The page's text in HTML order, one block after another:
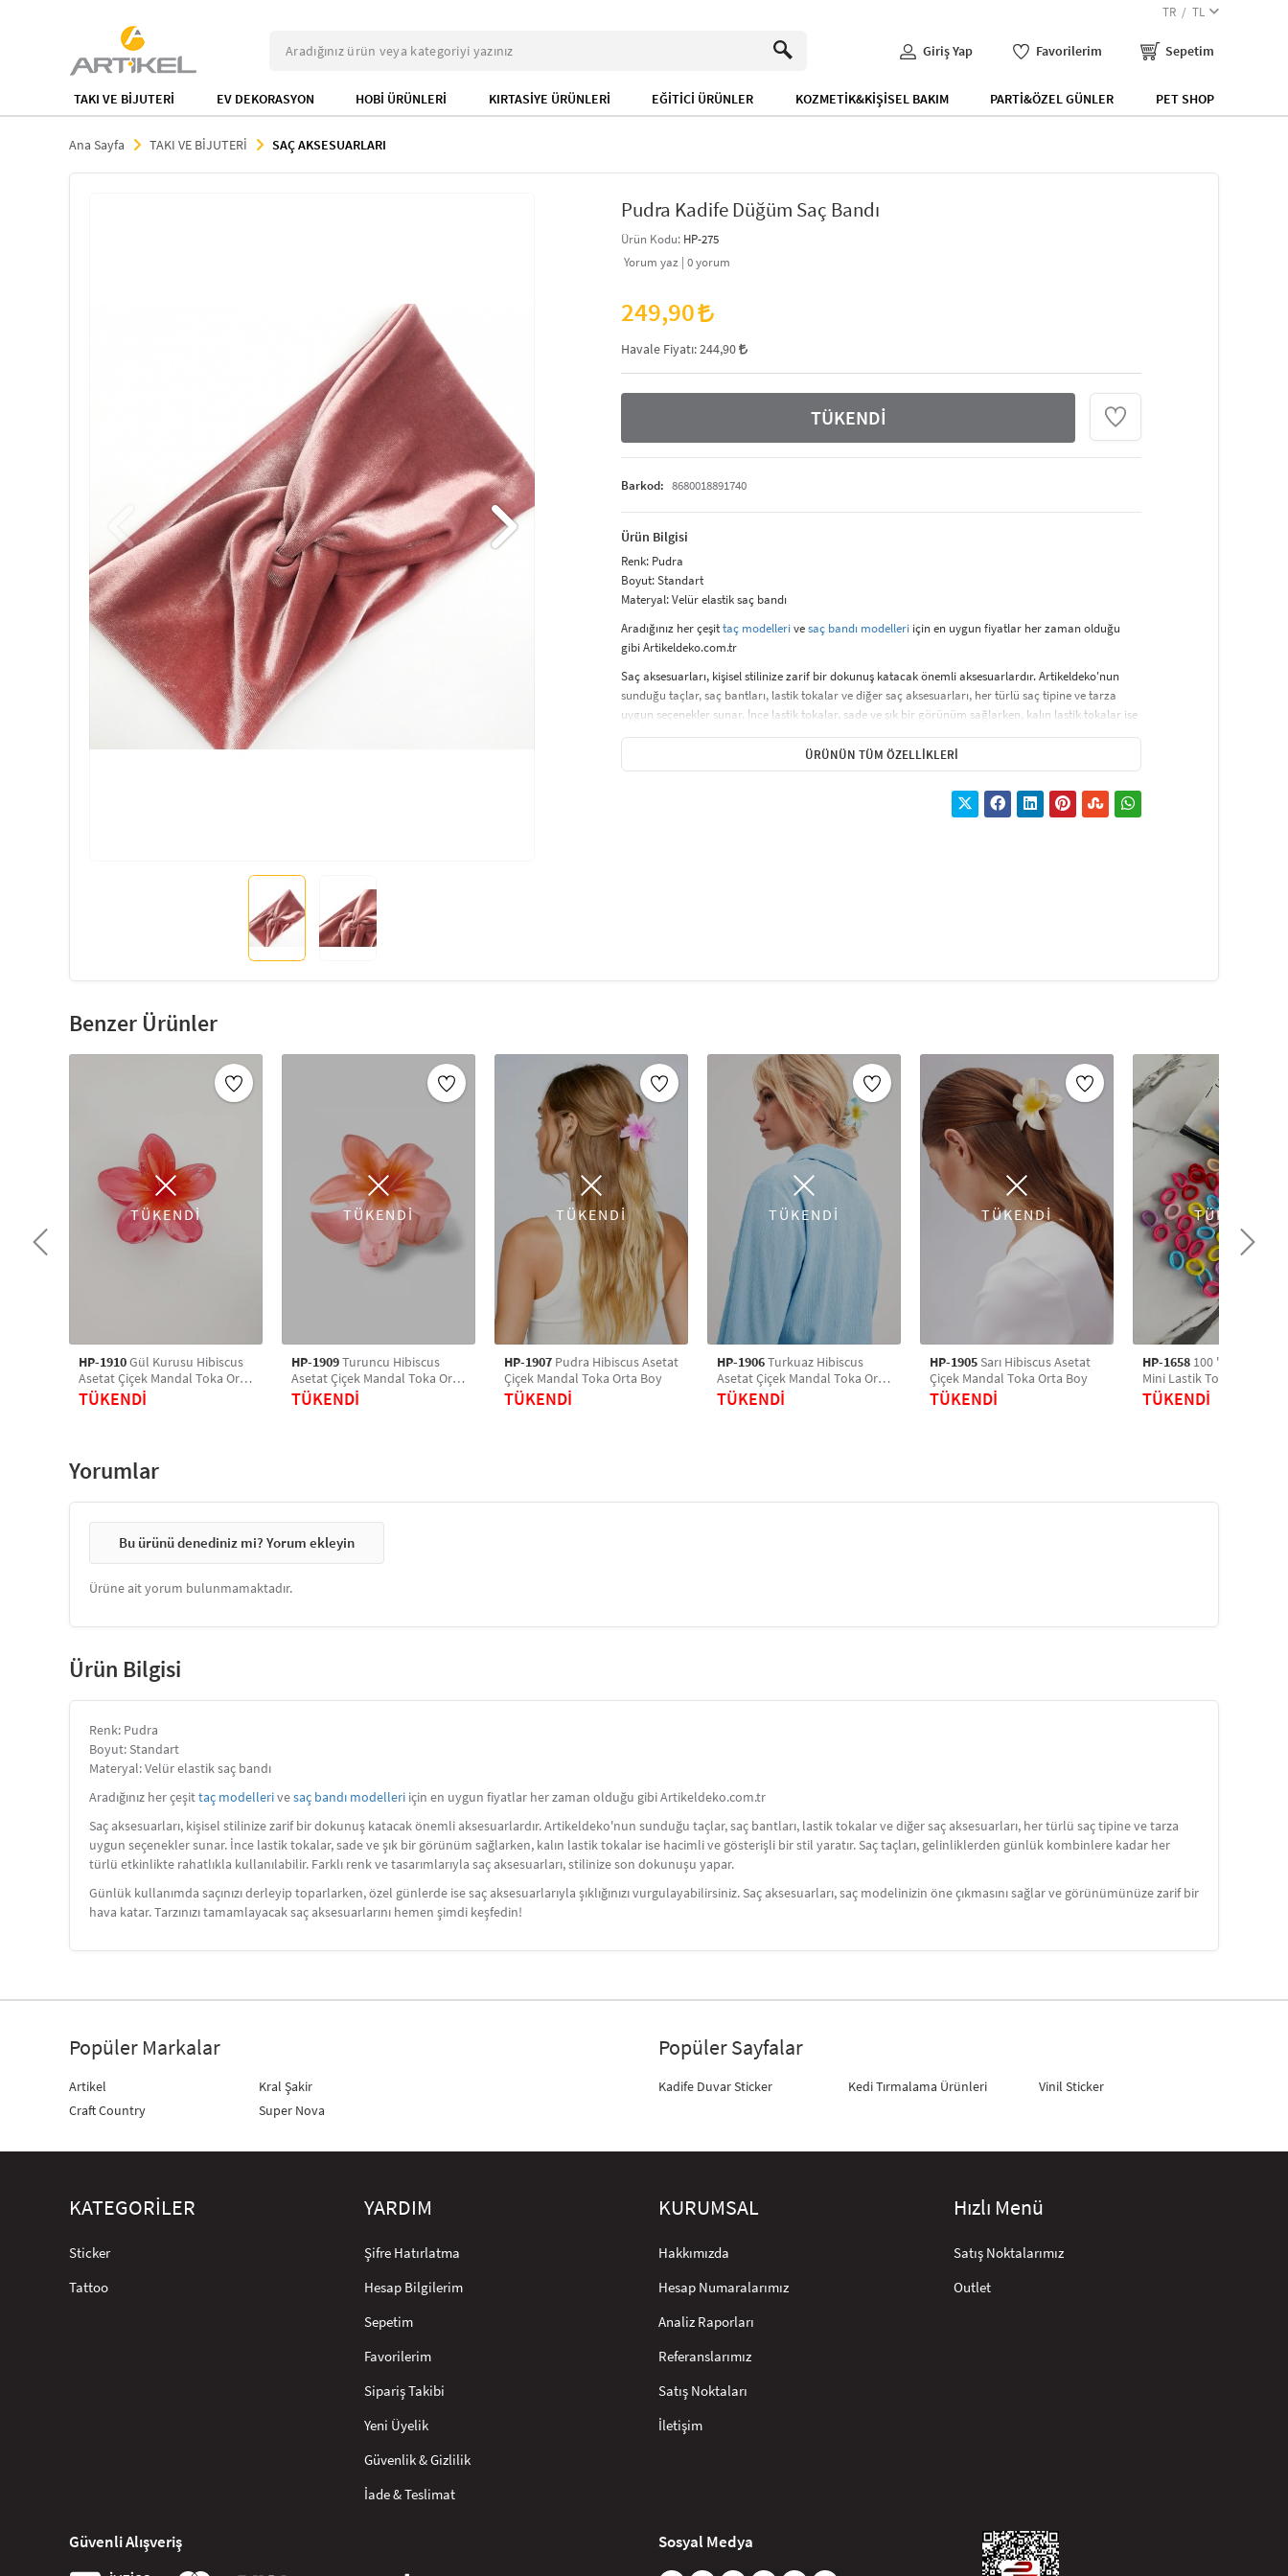
TR TL
Giriş Yap Favorilerim Sepetim
TAKI VE BİJUTERİ EV DEKORASYON HOBİ ÜRÜNLERİ KIRTASİYE ÜRÜNLERİ EĞİTİCİ ÜRÜNLER KOZMETİK&KİŞİSEL BAKIM PARTİ&ÖZEL GÜNLER PET SHOP
Ana Sayfa TAKI VE BİJUTERİ SAÇ AKSESUARLARI
Pudra Kadife Düğüm Saç Bandı
Ürün Kodu: HP-275
Yorum yaz | 0yorum
249,90
Havale Fiyatı:244,90
TÜKENDİ
Barkod: 8680018891740
Ürün Bilgisi
Renk: Pudra
Boyut: Standart
Materyal: Velür elastik saç bandı
Aradığınız her çeşittaç modellerivesaç bandı modelleri için en uygun fiyatlar her zaman olduğu
gibi Artikeldeko.com.tr
Saç aksesuarları, kişisel stilinize zarif bir dokunuş katacak önemli aksesuarlardır. Artikeldeko'nun
sunduğu taçlar, saç bantları, lastik tokalar ve diğer saç aksesuarları, her türlü saç tipine ve tarza
uygun seçenekler sunar. İnce lastik tokalar, sade ve şık bir görünüm sağlarken, kalın lastik tokalar ise
etkinlikte rahatlıkla kullanılabilir. Farklı renk ve tasarımlarıyla saç aksesuarları, stilinize son dokunuşu
yapar.
Günlük kullanımda saçınızı derleyip toparlarken, özel günlerde ise saç aksesuarlarıyla şıklığınızı
vurgulayabilirsiniz. Saç aksesuarları, saç modelinizin öne çıkmasını sağlar ve görünümünüze zarif
ÜRÜNÜN TÜM ÖZELLIKLERI
Benzer Ürünler
TÜKENDİ
HP-1910Gül Kurusu Hibiscus
Asetat Çiçek Mandal Toka Orta
Boy
TÜKENDİ
TÜKENDİ
HP-1909Turuncu Hibiscus
Asetat Çiçek Mandal Toka Orta
Boy
TÜKENDİ
TÜKENDİ
HP-1907 Pudra Hibiscus Asetat
Çiçek Mandal Toka Orta Boy
TÜKENDİ
TÜKENDİ
HP-1906Turkuaz Hibiscus
Asetat Çiçek Mandal Toka Orta
Boy
TÜKENDİ
TÜKENDİ
HP-1905 Sarı Hibiscus Asetat
Çiçek Mandal Toka Orta Boy
TÜKENDİ
TÜKENDİ
HP-1658 100 'lü Karışık
Mini Lastik Toka, Saç
Saç Aksesuarı
TÜKENDİ
Yorumlar
Bu ürünü denediniz mi? Yorum ekleyin
Ürüne ait yorum bulunmamaktadır.
Ürün Bilgisi
Renk: Pudra
Boyut: Standart
Materyal: Velür elastik saç bandı
Aradığınız her çeşittaç modellerivesaç bandı modelleri için en uygun fiyatlar her zaman olduğu gibi Artikeldeko.com.tr
Saç aksesuarları, kişisel stilinize zarif bir dokunuş katacak önemli aksesuarlardır. Artikeldeko'nun sunduğu taçlar, saç bantları, lastik tokalar ve diğer saç aksesuarları, her türlü saç tipine ve tarza
uygun seçenekler sunar. İnce lastik tokalar, sade ve şık bir görünüm sağlarken, kalın lastik tokalar ise hacimli ve gösterişli bir stil yaratır. Saç taçları, gelinliklerden günlük kombinlere kadar her
türlü etkinlikte rahatlıkla kullanılabilir. Farklı renk ve tasarımlarıyla saç aksesuarları, stilinize son dokunuşu yapar.
Günlük kullanımda saçınızı derleyip toparlarken, özel günlerde ise saç aksesuarlarıyla şıklığınızı vurgulayabilirsiniz. Saç aksesuarları, saç modelinizin öne çıkmasını sağlar ve görünümünüze zarif bir
hava katar. Tarzınızı tamamlayacak saç aksesuarlarını hemen şimdi keşfedin!
Popüler Markalar
Artikel
Craft Country
Kral Şakir
Super Nova
Popüler Sayfalar
Kadife Duvar Sticker Kedi Tırmalama Ürünleri Vinil Sticker
KATEGORİLER
Sticker
Tattoo
YARDIM
Şifre Hatırlatma
Hesap Bilgilerim
Sepetim
Favorilerim
Sipariş Takibi
Yeni Üyelik
Güvenlik & Gizlilik
İade & Teslimat
KURUMSAL
Hakkımızda
Hesap Numaralarımız
Analiz Raporları
Referanslarımız
Satış Noktaları
İletişim
Hızlı Menü
Satış Noktalarımız
Outlet
Güvenli Alışveriş Sosyal Medya